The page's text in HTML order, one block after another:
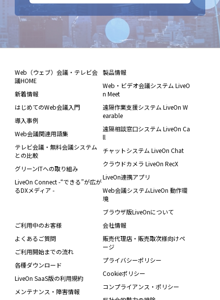
Web（ウェブ）会議・テレビ会
議HOME
新着情報
はじめてのWeb会議入門
導入事例
Web会議関連用語集
テレビ会議・無料会議システム
との比較
グリーンITへの取り組み
LiveOn Connect -“できる”が広が
るDXメディア -
製品情報
Web・ビデオ会議システム LiveO
n Meet
遠隔作業支援システム LiveOn W
earable
遠隔相談窓口システム LiveOn Ca
ll
チャットシステム LiveOn Chat
クラウドカメラ LiveOn RecX
LiveOn連携アプリ
Web会議システムLiveOn 動作環
境
ブラウザ版LiveOnについて
ご利用中のお客様
よくあるご質問
ご利用開始までの流れ
各種ダウンロード
LiveOn SaaS版の利用規約
メンテナンス・障害情報
会社情報
販売代理店・販売取次様向けペ
ージ
プライバシーポリシー
Cookieポリシー
コンプライアンス・ポリシー